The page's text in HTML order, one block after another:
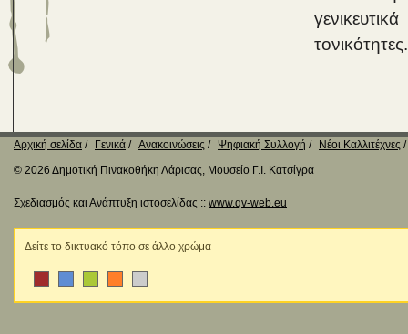
τονικότητες.
Αρχική σελίδα Γενικά Ανακοινώσεις Ψηφιακή Συλλογή
Νέοι Καλλιτέχνες
© 2026 Δημοτική Πινακοθήκη Λάρισας, Μουσείο Γ.Ι. Κατσίγρα
Σχεδιασμός και Ανάπτυξη ιστοσελίδας :: www.qv-web.eu
Δείτε το δικτυακό τόπο σε άλλο χρώμα